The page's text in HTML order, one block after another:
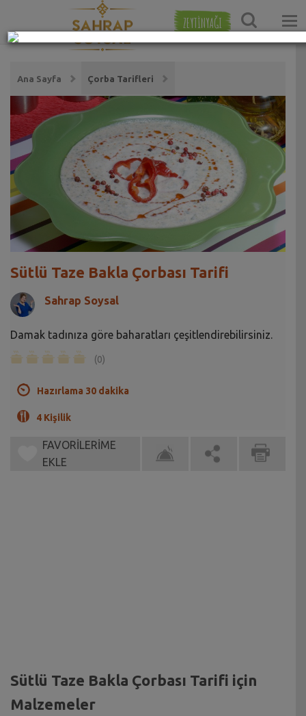
ZEYTİNYAĞI
Ana Sayfa Çorba Tarifleri
Sütlü Taze Bakla Çorbası Tarifi
Sahrap Soysal
Damak tadınıza göre baharatları çeşitlendirebilirsiniz.
(0)
Hazırlama 30 dakika
4 Kişilik
FAVORİLERİME
EKLE
Sütlü Taze Bakla Çorbası Tarifi için
Malzemeler